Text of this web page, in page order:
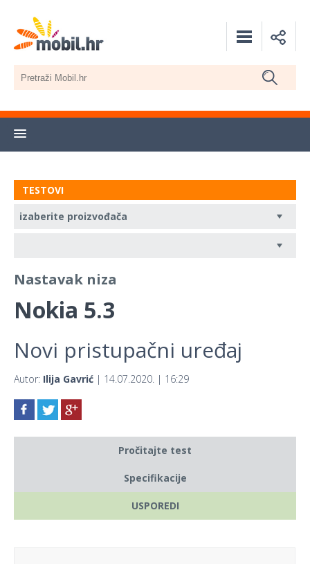
TESTOVI
Nastavak niza
Nokia 5.3
Novi pristupačni uređaj
Autor: Ilija Gavrić | 14.07.2020. | 16:29
Pročitajte test
Specifikacije
USPOREDI